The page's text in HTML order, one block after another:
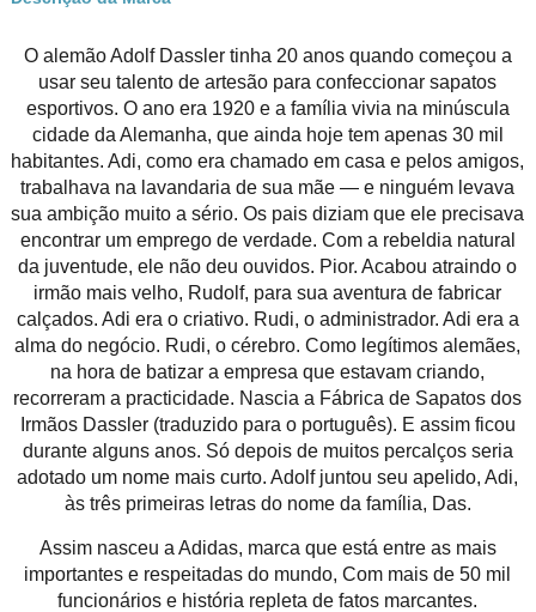
O alemão Adolf Dassler tinha 20 anos quando começou a
usar seu talento de artesão para confeccionar sapatos
esportivos. O ano era 1920 e a família vivia na minúscula
cidade da Alemanha, que ainda hoje tem apenas 30 mil
habitantes. Adi, como era chamado em casa e pelos amigos,
trabalhava na lavandaria de sua mãe — e ninguém levava
sua ambição muito a sério. Os pais diziam que ele precisava
encontrar um emprego de verdade. Com a rebeldia natural
da juventude, ele não deu ouvidos. Pior. Acabou atraindo o
irmão mais velho, Rudolf, para sua aventura de fabricar
calçados. Adi era o criativo. Rudi, o administrador. Adi era a
alma do negócio. Rudi, o cérebro. Como legítimos alemães,
na hora de batizar a empresa que estavam criando,
recorreram a practicidade. Nascia a Fábrica de Sapatos dos
Irmãos Dassler (traduzido para o português). E assim ficou
durante alguns anos. Só depois de muitos percalços seria
adotado um nome mais curto. Adolf juntou seu apelido, Adi,
às três primeiras letras do nome da família, Das.
Assim nasceu a Adidas, marca que está entre as mais
importantes e respeitadas do mundo, Com mais de 50 mil
funcionários e história repleta de fatos marcantes.